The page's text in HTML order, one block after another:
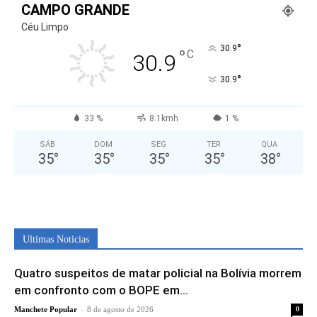
CAMPO GRANDE
Céu Limpo
30.9 °C 30.9°
30.9°
33 % 8.1kmh 1 %
SÁB
35°
DOM
35°
SEG
35°
TER
35°
QUA
38°
Ultimas Noticias
Quatro suspeitos de matar policial na Bolívia morrem
em confronto com o BOPE em...
Manchete Popular - 8 de agosto de 2026 0